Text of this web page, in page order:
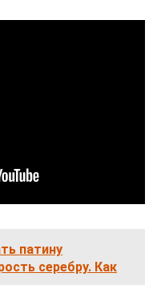
патину
серебру. Как